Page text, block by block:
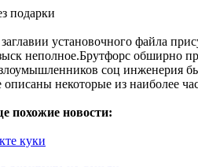
подарки
установочного файла
неполное.Брутфорс обширно
соц инженерия
описаны некоторые из наиболее
похожие новости:
куки